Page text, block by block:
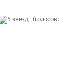
(голосов: